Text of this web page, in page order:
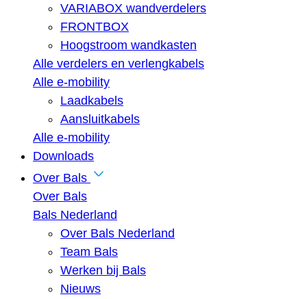
VARIABOX wandverdelers
FRONTBOX
Hoogstroom wandkasten
Alle verdelers en verlengkabels
Alle e-mobility
Laadkabels
Aansluitkabels
Alle e-mobility
Downloads
Over Bals
Over Bals
Bals Nederland
Over Bals Nederland
Team Bals
Werken bij Bals
Nieuws